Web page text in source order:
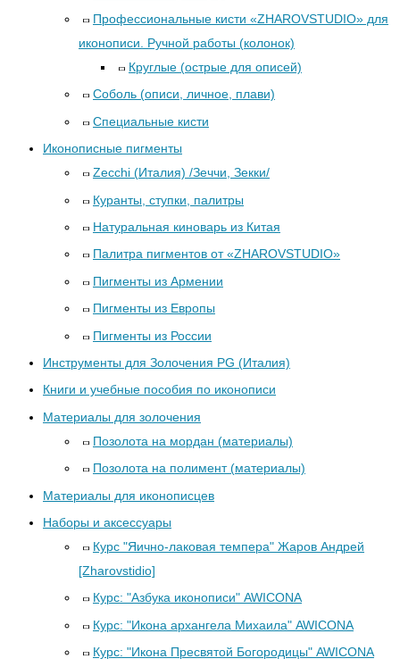
Профессиональные кисти «ZHAROVSTUDIO» для
иконописи. Ручной работы (колонок)
Круглые (острые для описей)
Соболь (описи, личное, плави)
Специальные кисти
Иконописные пигменты
Zecchi (Италия) /Зеччи, Зекки/
Куранты, ступки, палитры
Натуральная киноварь из Китая
Палитра пигментов от «ZHAROVSTUDIO»
Пигменты из Армении
Пигменты из Европы
Пигменты из России
Инструменты для Золочения PG (Италия)
Книги и учебные пособия по иконописи
Материалы для золочения
Позолота на мордан (материалы)
Позолота на полимент (материалы)
Материалы для иконописцев
Наборы и аксессуары
Курс "Яично-лаковая темпера" Жаров Андрей
[Zharovstidio]
Курс: "Азбука иконописи" AWICONA
Курс: "Икона архангела Михаила" AWICONA
Курс: "Икона Пресвятой Богородицы" AWICONA